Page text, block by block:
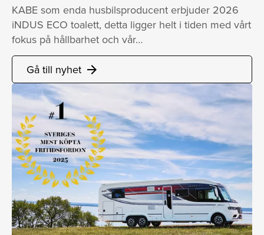
KABE som enda husbilsproducent erbjuder 2026
iNDUS ECO toalett, detta ligger helt i tiden med vårt
fokus på hållbarhet och vår…
Gå till nyhet arrow_forward